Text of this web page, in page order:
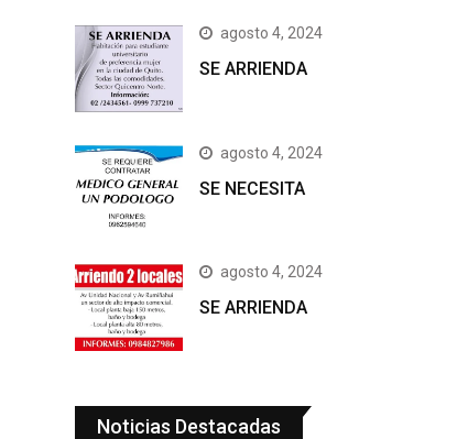
agosto 4, 2024
SE ARRIENDA
agosto 4, 2024
SE NECESITA
agosto 4, 2024
SE ARRIENDA
Noticias Destacadas